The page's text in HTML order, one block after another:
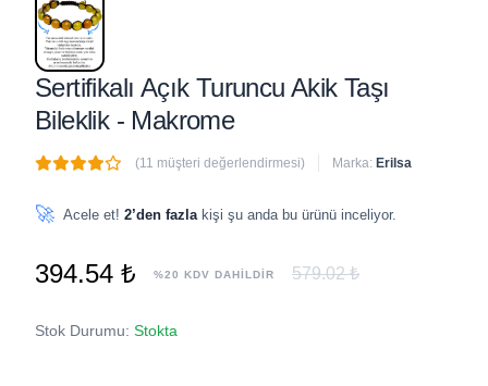
Sertifikalı Açık Turuncu Akik Taşı
Bileklik - Makrome
(11 müşteri değerlendirmesi) Marka: Erilsa
🚀 Acele et! 2’den fazla kişi şu anda bu ürünü inceliyor.
394.54 ₺ %20 KDV DAHİLDİR 579.02 ₺
Stok Durumu: Stokta